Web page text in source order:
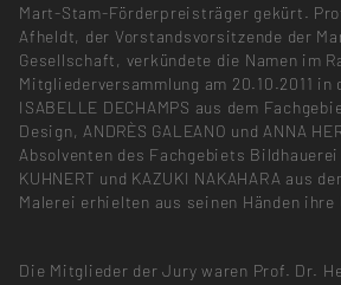
Mart-Stam-Förderpreisträger gekürt.
Afheldt, der Vorstandsvorsitzende der
Gesellschaft, verkündete die Namen im
Mitgliederversammlung am 20.10.2011 in
ISABELLE DECHAMPS aus dem
Design, ANDRÈS GALEANO und ANNA
Absolventen des Fachgebiets Bildhauerei
KUHNERT und KAZUKI NAKAHARA aus
Malerei erhielten aus seinen Händen ihre
Die Mitglieder der Jury waren Prof. Dr.